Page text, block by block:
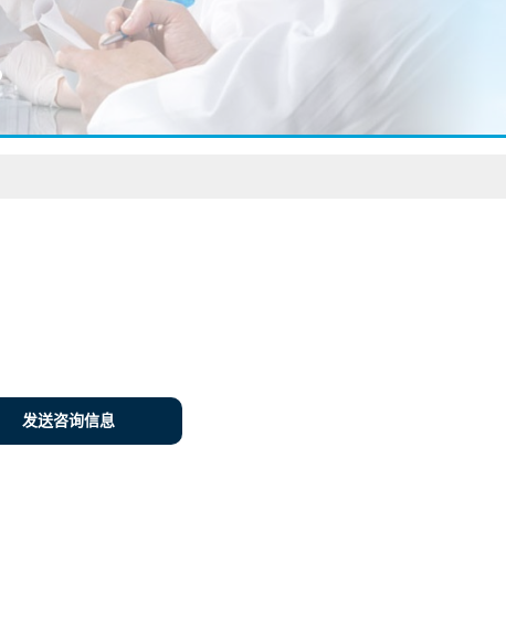
发送咨询信息